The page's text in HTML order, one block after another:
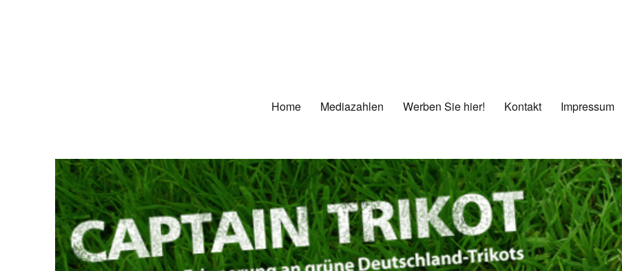
Home Mediazahlen Werben Sie hier! Kontakt Impressum